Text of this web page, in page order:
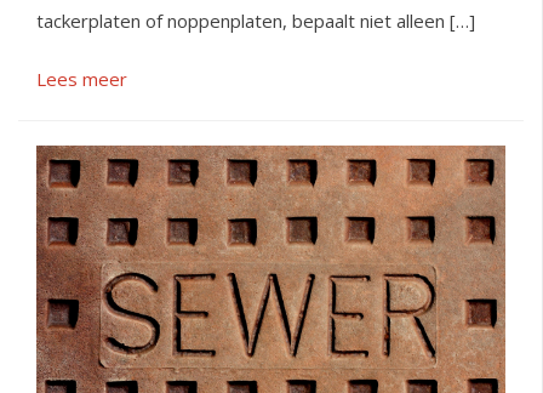
tackerplaten of noppenplaten, bepaalt niet alleen […]
Lees meer